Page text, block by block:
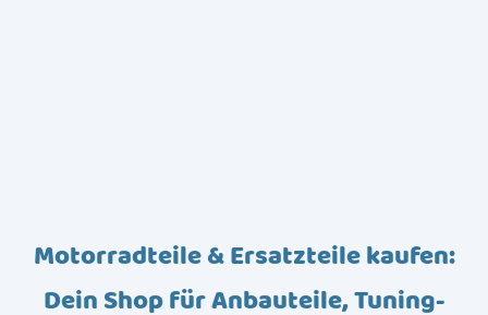
Motorradteile & Ersatzteile kaufen:
Dein Shop für Anbauteile, Tuning-